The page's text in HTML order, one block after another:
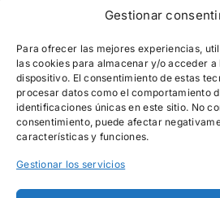
Gestionar
Para ofrecer las mejores experiencias,
las cookies para almacenar y/o acceder
dispositivo. El consentimiento de estas
procesar datos como el comportamiento
identificaciones únicas en este sitio. No
consentimiento, puede afectar
características y funciones.
Gestionar los servicios
Quiénes somos
Actividades
Blog
Mediateca
Contacto